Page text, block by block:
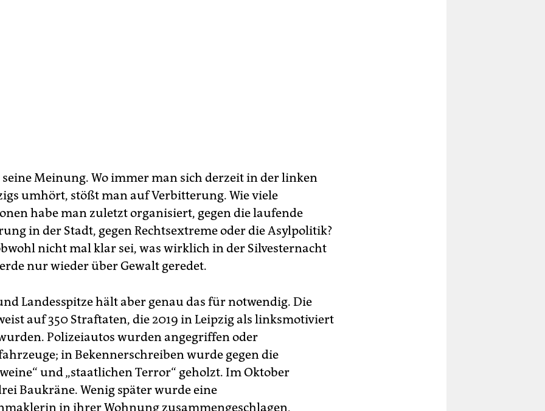
Meinung. Wo immer man sich derzeit in der linken
umhört, stößt man auf Verbitterung. Wie viele
habe man zuletzt organisiert, gegen die laufende
in der Stadt, gegen Rechtsextreme oder die Asylpolitik?
nicht mal klar sei, was wirklich in der Silvesternacht
nur wieder über Gewalt geredet.
Landesspitze hält aber genau das für notwendig. Die
auf 350 Straftaten, die 2019 in Leipzig als linksmotiviert
Polizeiautos wurden angegriffen oder
in Bekenner­schreiben wurde gegen die
und „staatlichen Terror“ geholzt. Im Oktober
Baukräne. Wenig später wurde eine
in ihrer Wohnung zusammengeschlagen,